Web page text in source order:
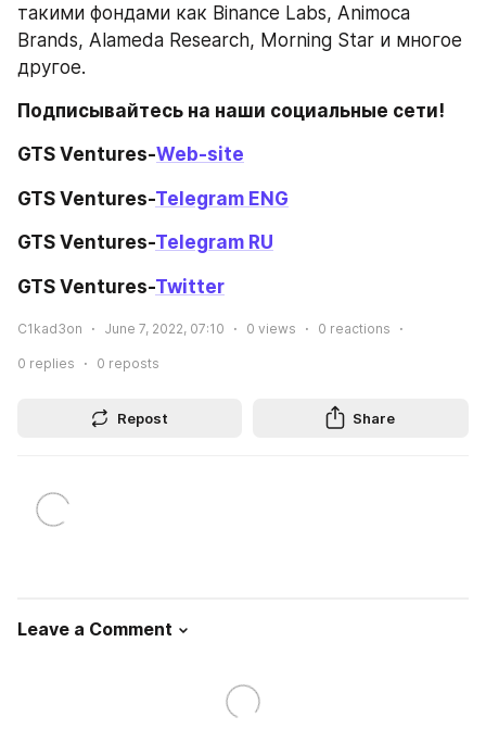
такими фондами как Binance Labs, Animoca
Brands, Alameda Research, Morning Star и многое
другое.
Подписывайтесь на наши социальные сети!
GTS Ventures-Web-site
GTS Ventures-Telegram ENG
GTS Ventures-Telegram RU
GTS Ventures-Twitter
C1kad3on June 7, 2022, 07:10 0 views 0 reactions
0 replies 0 reposts
Repost Share
Leave a Comment